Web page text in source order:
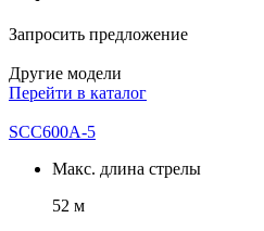
Запросить предложение
Другие модели
Перейти в каталог
SCC600A-5
Макс. длина стрелы
52 м